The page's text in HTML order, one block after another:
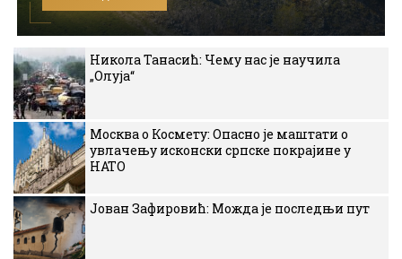
Никола Танасић: Чему нас је научила
„Олуја“
Москва о Космету: Опасно је маштати о
увлачењу исконски српске покрајине у
НАТО
Јован Зафировић: Можда је последњи пут